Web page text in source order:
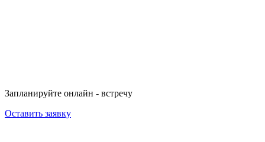
Запланируйте онлайн - встречу
Оставить заявку